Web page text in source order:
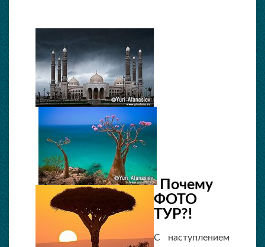
Почему
ФОТО
ТУР?!
С наступлением